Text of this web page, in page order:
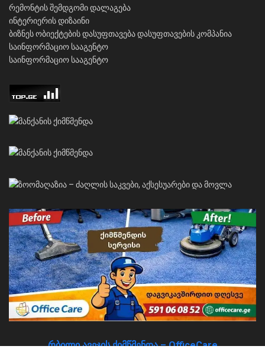
რემონტის შემდგომი დალაგება
ინტერიერის დიზაინი
ბიზნეს ობიექტების დასუფთავებადასუფთავების კომპანია
საინფორმაციო სააგენტო
საინფორმაციო სააგენტო
რბილი ავეჯის ქიმწმენდა – OfficeCare